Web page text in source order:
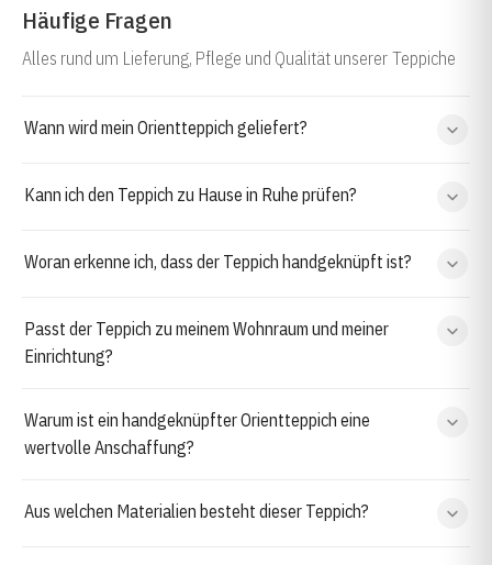
Häufige Fragen
Alles rund um Lieferung, Pflege und Qualität unserer Teppiche
Wann wird mein Orientteppich geliefert?
Kann ich den Teppich zu Hause in Ruhe prüfen?
Woran erkenne ich, dass der Teppich handgeknüpft ist?
Passt der Teppich zu meinem Wohnraum und meiner
Einrichtung?
Warum ist ein handgeknüpfter Orientteppich eine
wertvolle Anschaffung?
Aus welchen Materialien besteht dieser Teppich?